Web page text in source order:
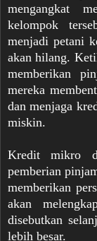
mengangkat
kelompok
menjadi petani
akan hilang.
memberikan
mereka
dan menjaga
miskin.
Kredit mikro
pemberian
memberikan
akan
disebutkan
lebih besar.